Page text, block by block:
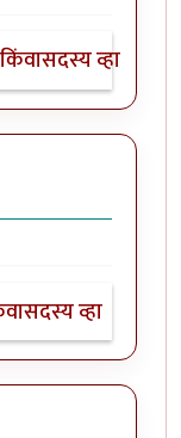
किंवासदस्य व्हा
सदस्य व्हा